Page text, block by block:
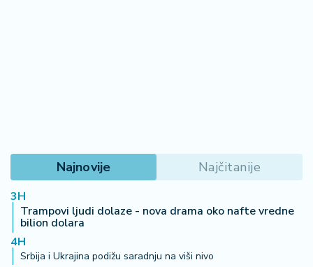
Najnovije Najčitanije
3H
Trampovi ljudi dolaze - nova drama oko nafte vredne
bilion dolara
4H
Srbija i Ukrajina podižu saradnju na viši nivo